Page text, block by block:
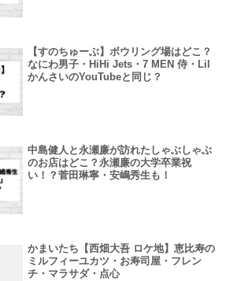
【すのちゅーぶ】ボウリング場はどこ？
なにわ男子・HiHi Jets・7 MEN 侍・Lil
かんさいのYouTubeと同じ？
中島健人と永瀬廉が訪れたしゃぶしゃぶ
のお店はどこ？永瀬廉の大学卒業祝
い！？菅田琳寧・安嶋秀生も！
かまいたち【西畑大吾 ロケ地】恵比寿の
ミルフィーユカツ・お寿司屋・フレン
チ・マラサダ・点心